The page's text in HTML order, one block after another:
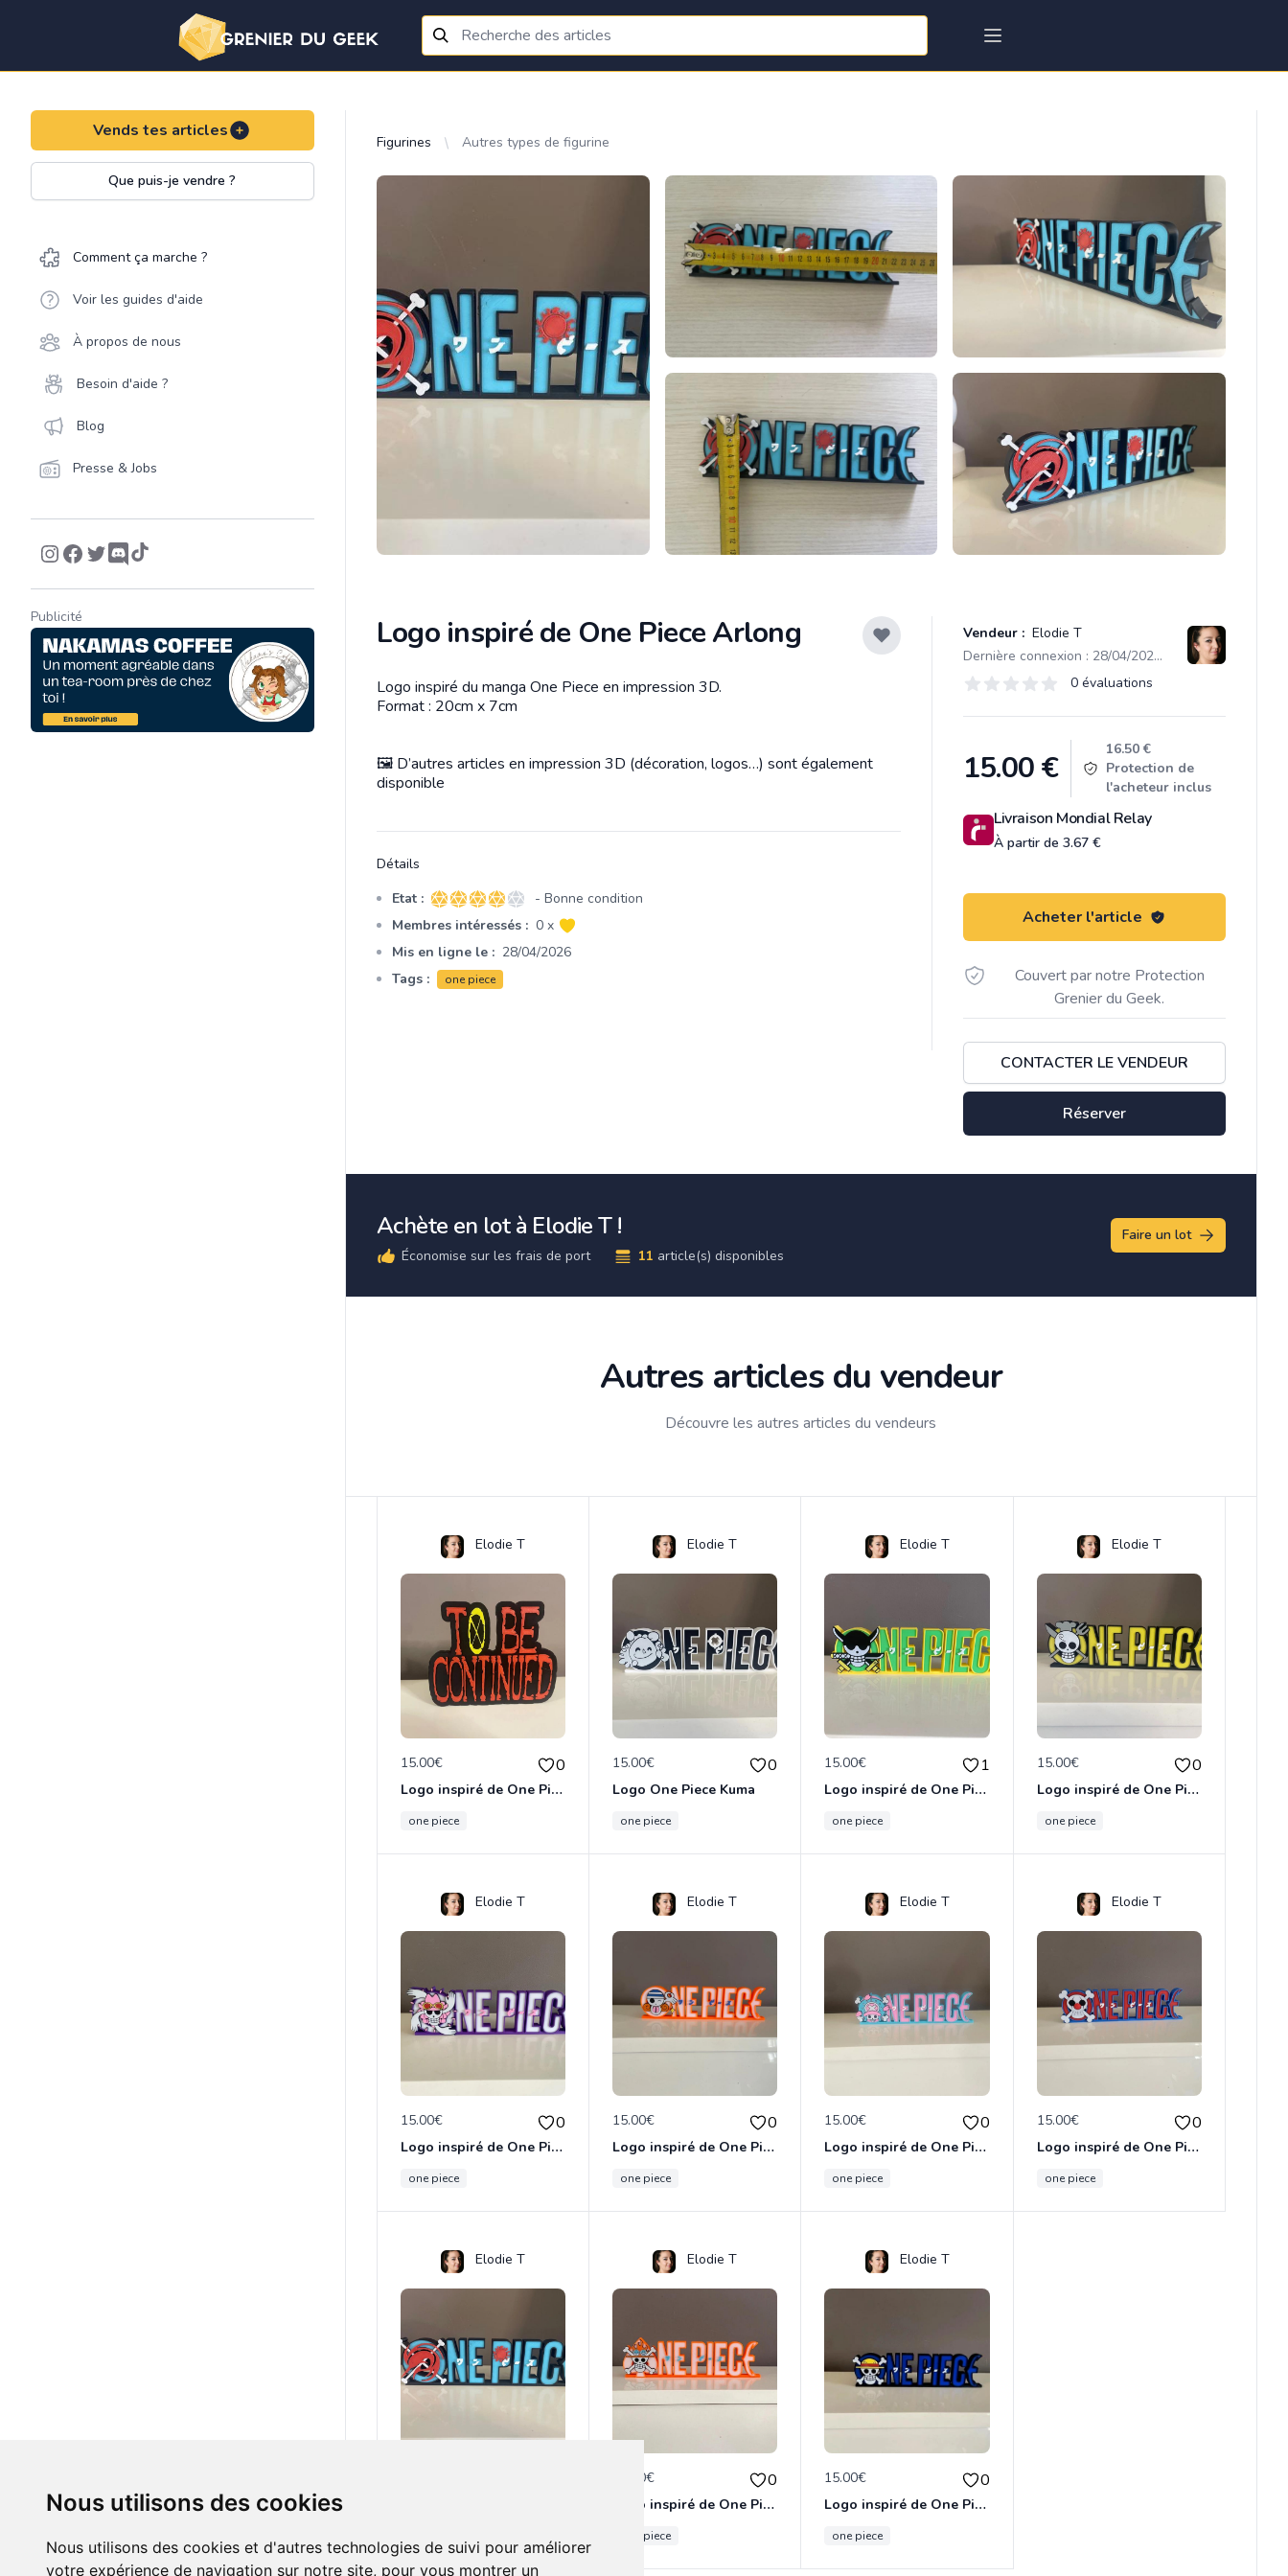
Nous utilisons des cookies
Nous utilisons des cookies et d'autres technologies de suivi pour améliorer
votre expérience de navigation sur notre site, pour vous montrer un
Vends tes articles
Que puis-je vendre ?
Comment ça marche ?
Voir les guides d'aide
À propos de nous
Besoin d'aide ?
Blog
Presse & Jobs
Publicité
Figurines Autres types de figurine
Logo inspiré de One Piece Arlong Vendeur : Elodie T
Dernière connexion : 28/04/2026 18:09
Évaluations
0 sur 5 étoiles 0 évaluations
15.00€
16.50 €
Protection de
l'acheteur inclus
Livraison Mondial Relay
À partir de 3.67 €
Acheter l'article
Couvert par notre Protection
Grenier du Geek.
CONTACTER LE VENDEUR
Réserver
Description
Logo inspiré du manga One Piece en impression 3D.
Format : 20cm x 7cm
🖼️ D’autres articles en impression 3D (décoration, logos…) sont également
disponible
Détails
Etat : 4 sur 5 étoiles
- Bonne condition
Membres intéressés : 0 x
Mis en ligne le : 28/04/2026
Tags :
one piece
Achète en lot à Elodie T !
Économise sur les frais de port 11 article(s) disponibles
Faire un lot
Autres articles du vendeur
Découvre les autres articles du vendeurs
Elodie T
15.00€ 0
Logo inspiré de One Piece - To Be Continued
one piece
Elodie T
15.00€ 0
Logo One Piece Kuma
one piece
Elodie T
15.00€ 1
Logo inspiré de One Piece - Zoro
one piece
Elodie T
15.00€ 0
Logo inspiré de One Piece Sanji
one piece
Elodie T
15.00€ 0
Logo inspiré de One Piece Nico Robin
one piece
Elodie T
15.00€ 0
Logo inspiré de One Piece Nami
one piece
Elodie T
15.00€ 0
Logo inspiré de One Piece Chopper
one piece
Elodie T
15.00€ 0
Logo inspiré de One Piece Baggy
one piece
Elodie T Elodie T
15.00€ 0
Logo inspiré de One Piece Ace
one piece
Elodie T
15.00€ 0
Logo inspiré de One Piece Luffy
one piece